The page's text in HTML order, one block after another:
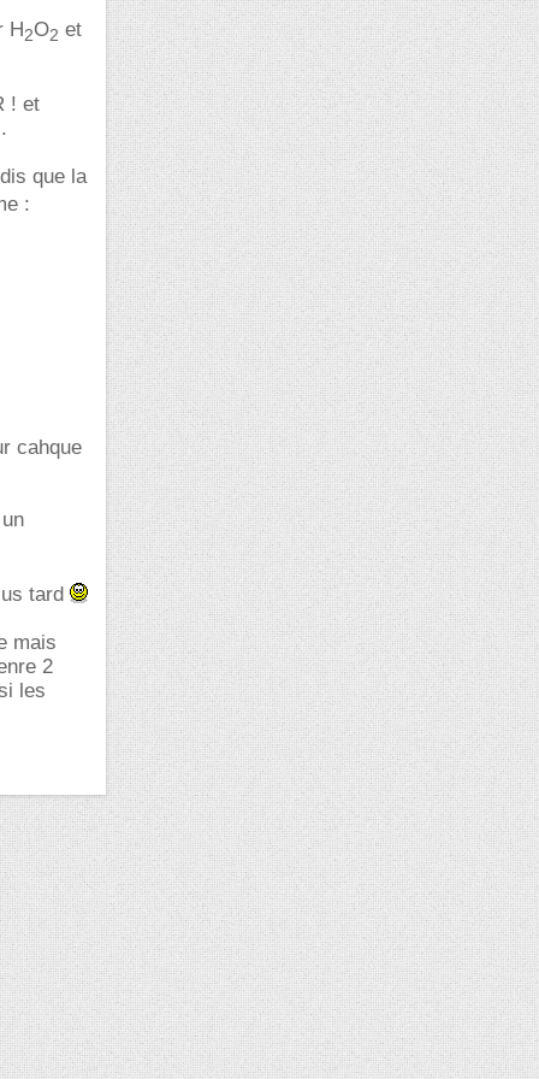
H2O2 et
! et
que la
:
cahque
tard
mais
2
les